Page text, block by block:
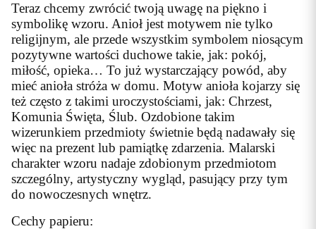
Teraz chcemy zwrócić twoją uwagę na piękno i
symbolikę wzoru. Anioł jest motywem nie tylko
religijnym, ale przede wszystkim symbolem niosącym
pozytywne wartości duchowe takie, jak: pokój,
miłość, opieka… To już wystarczający powód, aby
mieć anioła stróża w domu. Motyw anioła kojarzy się
też często z takimi uroczystościami, jak: Chrzest,
Komunia Święta, Ślub. Ozdobione takim
wizerunkiem przedmioty świetnie będą nadawały się
więc na prezent lub pamiątkę zdarzenia. Malarski
charakter wzoru nadaje zdobionym przedmiotom
szczególny, artystyczny wygląd, pasujący przy tym
do nowoczesnych wnętrz.
Cechy papieru: